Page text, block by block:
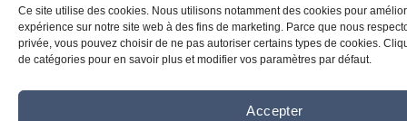
Ce site utilise des cookies. Nous utilisons notamment des cookies pour
expérience sur notre site web à des fins de marketing. Parce que nous
privée, vous pouvez choisir de ne pas autoriser certains types de cookies.
de catégories pour en savoir plus et modifier vos paramètres par défaut.
Accepter